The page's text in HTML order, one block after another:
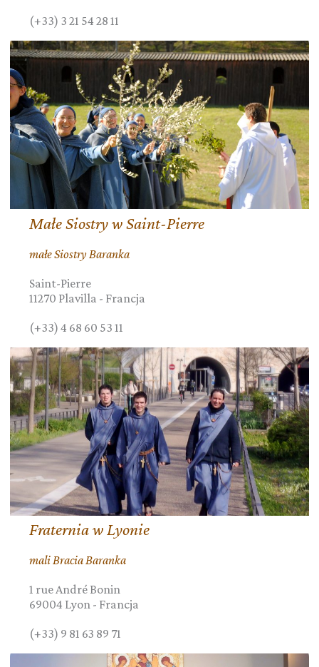
(+33) 3 21 54 28 11
Małe Siostry w Saint-Pierre
małe Siostry Baranka
Saint-Pierre
11270 Plavilla - Francja
(+33) 4 68 60 53 11
Fraternia w Lyonie
mali Bracia Baranka
1 rue André Bonin
69004 Lyon - Francja
(+33) 9 81 63 89 71